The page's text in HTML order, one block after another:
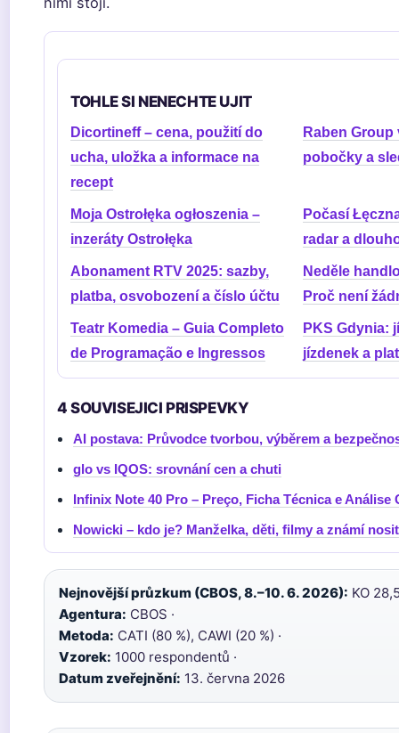
TOHLE SI NENECHTE UJIT
Dicortineff – cena, použití do
ucha, uložka a informace na
recept
Raben Group
pobočky a
Moja Ostrołęka ogłoszenia –
inzeráty Ostrołęka
Počasí
radar a
Abonament RTV 2025: sazby,
platba, osvobození a číslo účtu
Neděle
Proč není
Teatr Komedia – Guia Completo
de Programação e Ingressos
PKS Gdynia:
jízdenek a
4 SOUVISEJICI PRISPEVKY
AI postava: Průvodce tvorbou, výběrem a
glo vs IQOS: srovnání cen a chuti
Infinix Note 40 Pro – Preço, Ficha Técnica e Análise
Nowicki – kdo je? Manželka, děti, filmy a známí
Nejnovější průzkum (CBOS, 8.–10. 6. 2026): KO
Agentura: CBOS ·
Metoda: CATI (80 %), CAWI (20 %) ·
Vzorek: 1000 respondentů ·
Datum zveřejnění: 13. června 2026